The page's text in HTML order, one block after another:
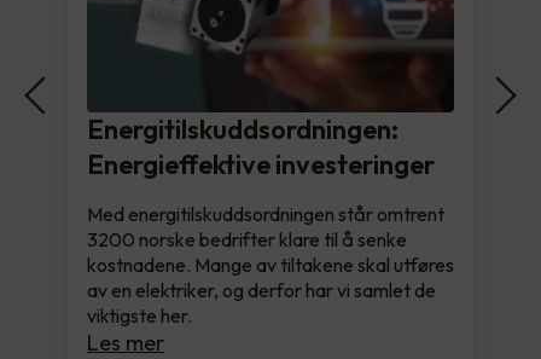
Energitilskuddsordningen:
Energieffektive investeringer
Med energitilskuddsordningen står omtrent
3200 norske bedrifter klare til å senke
kostnadene. Mange av tiltakene skal utføres
av en elektriker, og derfor har vi samlet de
viktigste her.
Les mer